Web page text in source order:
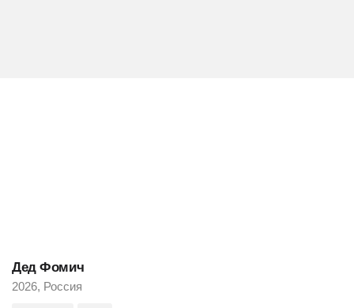
Дед Фомич
2026, Россия